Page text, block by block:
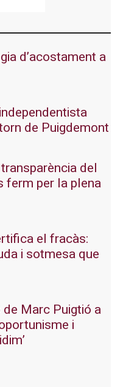
d’acostament a
de Puigdemont
del
ferm per la plena
el fracàs:
i sotmesa que
de Marc Puigtió a
i